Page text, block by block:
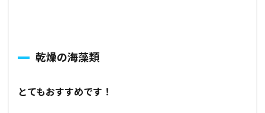
乾燥の海藻類
とてもおすすめです！